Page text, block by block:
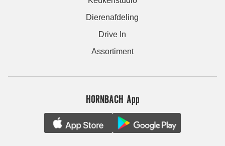
Dierenafdeling
Drive In
Assortiment
HORNBACH App